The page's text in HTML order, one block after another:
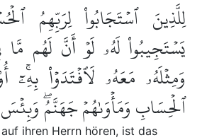
لِلَّذِينَ ٱسۡتَجَابُواْ لِرَبِّهِمُ
يَسۡتَجِيبُواْ لَهُۥ لَوۡ أَنَّ لَهُم
وَمِثۡلَهُۥ مَعَهُۥ لَٱفۡتَدَوۡاْ
ٱلۡحِسَابِ وَمَأۡوَىٰهُمۡ جَهَنَّمُۖ وَبِئۡسَ
ihren Herrn hören, ist das